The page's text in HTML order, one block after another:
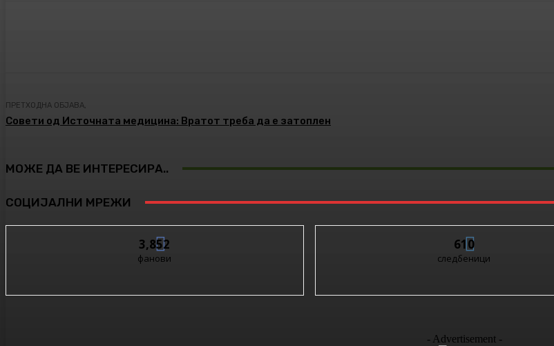
ПРЕТХОДНА ОБЈАВА,
Совети од Источната медицина: Вратот треба да е затоплен
МОЖЕ ДА ВЕ ИНТЕРЕСИРА..
СОЦИЈАЛНИ МРЕЖИ
3,852
фанови
610
следбеници
- Advertisement -